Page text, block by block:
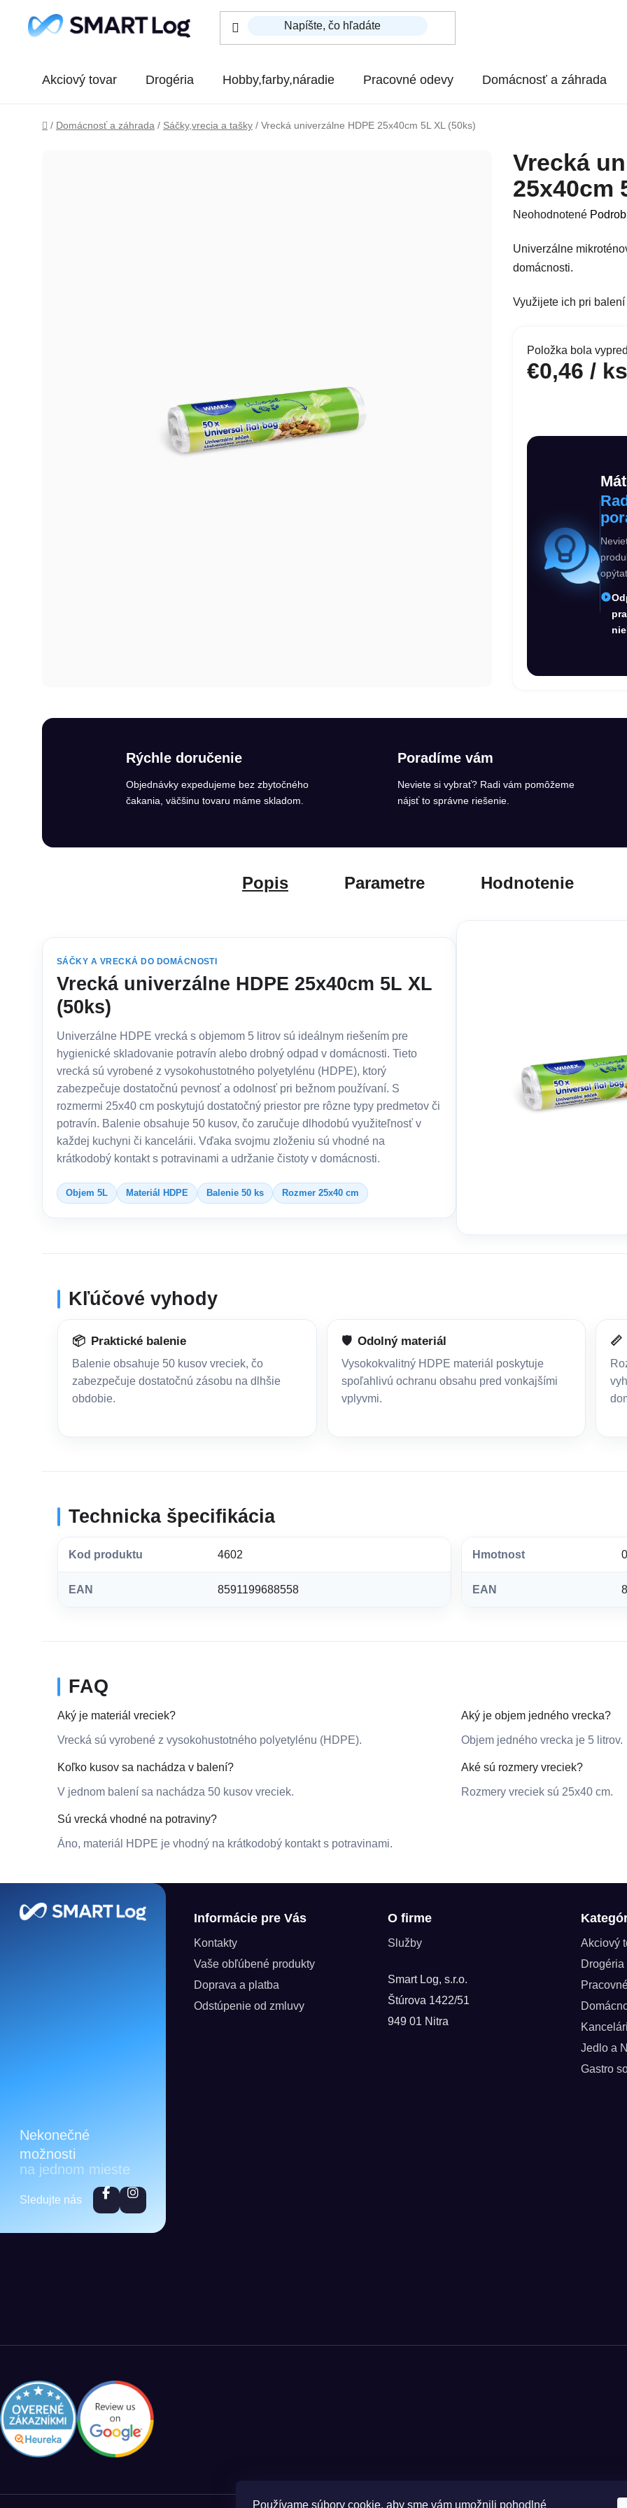
Používame súbory cookie, aby sme vám umožnili pohodlné
Akciový tovar Drogéria Hobby,farby,náradie Pracovné odevy Domácnosť a záhrada
Domov
/ Domácnosť a záhrada / Sáčky,vrecia a tašky / Vrecká univerzálne HDPE 25x40cm 5L XL (50ks)
Vrecká
25x40cm
Priemerné hodnotenie
Neohodnotené
Univerzálne
domácnosti.
Využijete ich pri
Položka bola
€0,46/ ks
Rýchle doručenie
Objednávky expedujeme bez zbytočného
čakania, väčšinu tovaru máme skladom.
Poradíme vám
Neviete si vybrať? Radi vám pomôžeme
nájsť to správne riešenie.
Popis Parametre Hodnotenie
SÁČKY A VRECKÁ DO DOMÁCNOSTI
Vrecká univerzálne HDPE 25x40cm 5L XL
(50ks)
Univerzálne HDPE vrecká s objemom 5 litrov sú ideálnym riešením pre
hygienické skladovanie potravín alebo drobný odpad v domácnosti. Tieto
vrecká sú vyrobené z vysokohustotného polyetylénu (HDPE), ktorý
zabezpečuje dostatočnú pevnosť a odolnosť pri bežnom používaní. S
rozmermi 25x40 cm poskytujú dostatočný priestor pre rôzne typy predmetov či
potravín. Balenie obsahuje 50 kusov, čo zaručuje dlhodobú využiteľnosť v
každej kuchyni či kancelárii. Vďaka svojmu zloženiu sú vhodné na
krátkodobý kontakt s potravinami a udržanie čistoty v domácnosti.
Objem 5L Materiál HDPE Balenie 50 ks Rozmer 25x40 cm
Kľúčové vyhody
📦 Praktické balenie
Balenie obsahuje 50 kusov vreciek, čo
zabezpečuje dostatočnú zásobu na dlhšie
obdobie.
🛡️ Odolný materiál
Vysokokvalitný HDPE materiál poskytuje
spoľahlivú ochranu obsahu pred vonkajšími
vplyvmi.
📏
Technicka špecifikácia
Kod produktu 4602
EAN 8591199688558
Hmotnost
EAN
FAQ
Aký je materiál vreciek?
Vrecká sú vyrobené z vysokohustotného polyetylénu (HDPE).
Aký je objem jedného vrecka?
Objem jedného vrecka je 5 litrov.
Koľko kusov sa nachádza v balení?
V jednom balení sa nachádza 50 kusov vreciek.
Aké sú rozmery vreciek?
Rozmery vreciek sú 25x40 cm.
Sú vrecká vhodné na potraviny?
Áno, materiál HDPE je vhodný na krátkodobý kontakt s potravinami.
Nekonečné
možnosti
na jednom mieste
Sledujte nás
Informácie pre Vás
Kontakty
Vaše obľúbené produkty
Doprava a platba
Odstúpenie od zmluvy
O firme
Služby
Smart Log, s.r.o.
Štúrova 1422/51
949 01 Nitra
Akciový
Drogéria
Jedlo a
Gastro